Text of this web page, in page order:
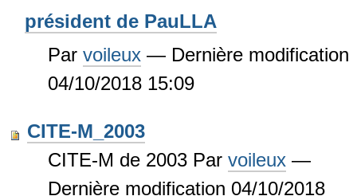
président de PauLLA
Par voileux — Dernière modification
04/10/2018 15:09
CITE-M_2003
CITE-M de 2003 Par voileux —
Dernière modification 04/10/2018